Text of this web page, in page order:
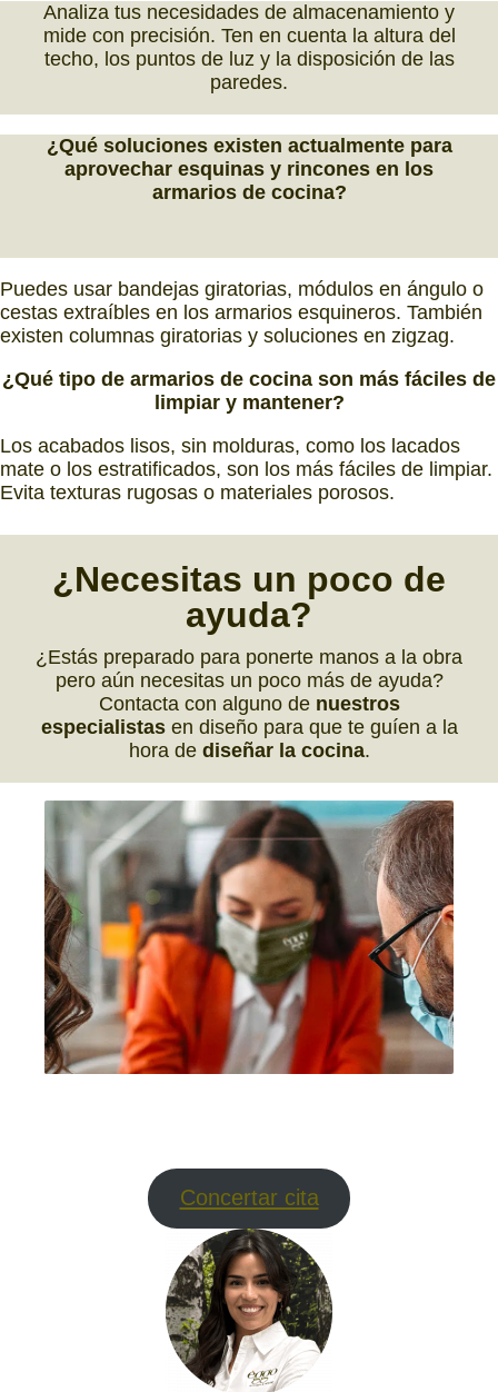
Analiza tus necesidades de almacenamiento y
mide con precisión. Ten en cuenta la altura del
techo, los puntos de luz y la disposición de las
paredes.
¿Qué soluciones existen actualmente para
aprovechar esquinas y rincones en los
armarios de cocina?
Puedes usar bandejas giratorias, módulos en ángulo o
cestas extraíbles en los armarios esquineros. También
existen columnas giratorias y soluciones en zigzag.
¿Qué tipo de armarios de cocina son más fáciles de
limpiar y mantener?
Los acabados lisos, sin molduras, como los lacados
mate o los estratificados, son los más fáciles de limpiar.
Evita texturas rugosas o materiales porosos.
¿Necesitas un poco de
ayuda?
¿Estás preparado para ponerte manos a la obra
pero aún necesitas un poco más de ayuda?
Contacta con alguno de nuestros
especialistasen diseño para que te guíen a la
hora de diseñar la cocina.
Concertar cita